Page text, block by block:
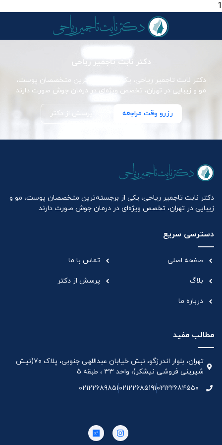
1
دکتر نابت تاجمیر ریاحی
دکتر نابت تاجمیر ریاحی، یکی از برجسته‌ترین متخصصان پوست،
مو و زیبایی در تهران، تخصص ویژه‌ای در درمان جوش صورت دارند
رزرو وقت مراجعه پرسش از دکتر
دکتر نابت تاجمیر ریاحی، یکی از برجسته‌ترین متخصصان پوست، مو و
زیبایی در تهران، تخصص ویژه‌ای در درمان جوش صورت دارند
دسترسی سریع
صفحه اصلی
بلاگ
درباره ما
تماس با ما
پرسش از دکتر
مطالب مفید
تهران، بلوار اندرزگو، نبش خیابان عبداللهی جنوبی، پلاک ۷۰(نیش
شیرینی فروشی نیشکر)، واحد ۳۳ ، طبقه ۵
۰۲۱۲۲۶۸۴۵۵۰۰۲۱۲۲۶۸۵۱۹۱۰۲۱۲۲۶۸۹۸۵۱